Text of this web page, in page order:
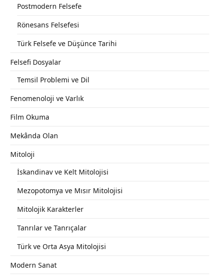
Postmodern Felsefe
Rönesans Felsefesi
Türk Felsefe ve Düşünce Tarihi
Felsefi Dosyalar
Temsil Problemi ve Dil
Fenomenoloji ve Varlık
Film Okuma
Mekânda Olan
Mitoloji
İskandinav ve Kelt Mitolojisi
Mezopotomya ve Mısır Mitolojisi
Mitolojik Karakterler
Tanrılar ve Tanrıçalar
Türk ve Orta Asya Mitolojisi
Modern Sanat